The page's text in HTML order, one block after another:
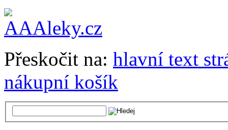
Přeskočit na: hlavní text
nákupní košík